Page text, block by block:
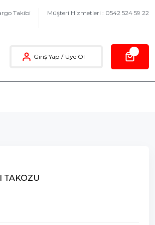
Takibi Müşteri Hizmetleri : 0542 524 59 22
Giriş Yap / Üye Ol
TAKOZU